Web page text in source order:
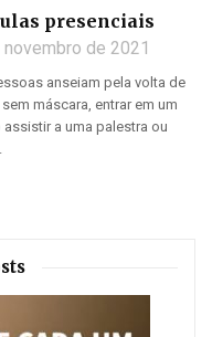
presenciais
novembro de 2021
anseiam pela volta de
máscara, entrar em um
a uma palestra ou